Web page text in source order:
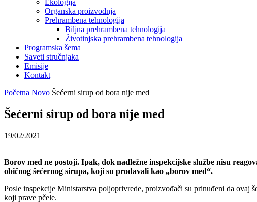
Ekologija
Organska proizvodnja
Prehrambena tehnologija
Biljna prehrambena tehnologija
Životinjska prehrambena tehnologija
Programska šema
Saveti stručnjaka
Emisije
Kontakt
Početna Novo Šećerni sirup od bora nije med
Šećerni sirup od bora nije med
19/02/2021
Borov med ne postoji. Ipak, dok nadležne inspekcijske službe nisu
običnog šećernog sirupa, koji su prodavali kao „borov med“.
Posle inspekcije Ministarstva poljoprivrede, proizvođači su prinuđeni da ovaj
koji prave pčele.